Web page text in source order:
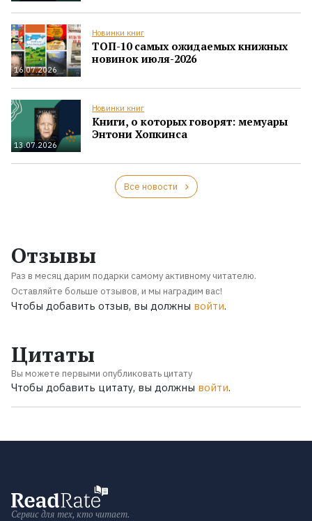
16.07.2026
Новинки книг
ТОП-10 самых ожидаемых книжных
новинок июля-2026
13.07.2026
Новинки книг
Книги, о которых говорят: мемуары
Энтони Хопкинса
Все новости
Отзывы
Раз в месяц дарим подарки самому активному читателю.
Оставляйте больше отзывов, и мы наградим вас!
Чтобы добавить отзыв, вы должны войти.
Цитаты
Вы можете первыми опубликовать цитату
Чтобы добавить цитату, вы должны войти.
Сервис для тех, кто читает.